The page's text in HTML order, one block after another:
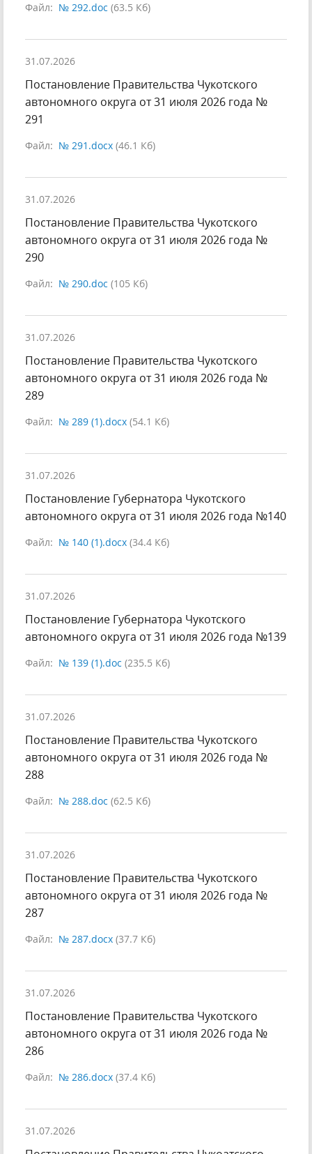
Файл: № 292.doc (63.5 Кб)
31.07.2026
Постановление Правительства Чукотского
автономного округа от 31 июля 2026 года №
291
Файл: № 291.docx (46.1 Кб)
31.07.2026
Постановление Правительства Чукотского
автономного округа от 31 июля 2026 года №
290
Файл: № 290.doc (105 Кб)
31.07.2026
Постановление Правительства Чукотского
автономного округа от 31 июля 2026 года №
289
Файл: № 289 (1).docx (54.1 Кб)
31.07.2026
Постановление Губернатора Чукотского
автономного округа от 31 июля 2026 года №140
Файл: № 140 (1).docx (34.4 Кб)
31.07.2026
Постановление Губернатора Чукотского
автономного округа от 31 июля 2026 года №139
Файл: № 139 (1).doc (235.5 Кб)
31.07.2026
Постановление Правительства Чукотского
автономного округа от 31 июля 2026 года №
288
Файл: № 288.doc (62.5 Кб)
31.07.2026
Постановление Правительства Чукотского
автономного округа от 31 июля 2026 года №
287
Файл: № 287.docx (37.7 Кб)
31.07.2026
Постановление Правительства Чукотского
автономного округа от 31 июля 2026 года №
286
Файл: № 286.docx (37.4 Кб)
31.07.2026